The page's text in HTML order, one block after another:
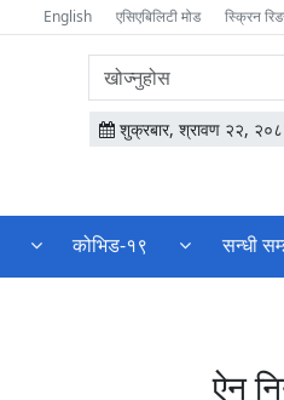
English एसिएबिलिटी मोड स्क्रिन
वेबसाइटमा
सामग्री
खोज्नुहोस
शुक्रबार, श्रावण २२,
कोभिड-१९ सन्धी
ऐन